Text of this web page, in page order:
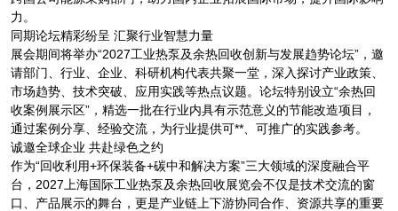
力。
同期论坛精彩纷呈 汇聚行业智慧力量
展会期间将举办“2027工业热泵及余热回收创新与发展趋势论坛”，邀
请部门、行业、企业、科研机构代表共聚一堂，深入探讨产业政策、
市场趋势、技术突破、应用实践等热点议题。论坛特别设立“余热回
收案例展示区”，精选一批在行业内具有示范意义的节能改造项目，
通过案例分享、经验交流，为行业提供可**、可推广的实践参考。
诚邀全球企业 共赴绿色之约
作为“回收利用+环保装备+碳中和解决方案”三大领域的深度融合平
台，2027上海国际工业热泵及余热回收展览会不仅是技术交流的窗
口、产品展示的舞台，更是产业链上下游协同合作、资源共享的重要